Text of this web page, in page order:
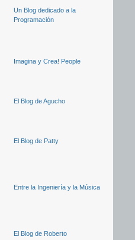
Un Blog dedicado a la
Programación
Imagina y Crea! People
El Blog de Agucho
El Blog de Patty
Entre la Ingeniería y la Música
El Blog de Roberto